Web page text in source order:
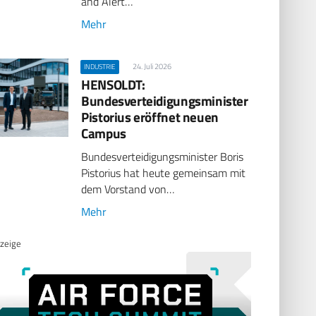
Mehr
INDUSTRIE 24. Juli 2026
HENSOLDT:
Bundesverteidigungsminister
Pistorius eröffnet neuen
Campus
Bundesverteidigungsminister Boris
Pistorius hat heute gemeinsam mit
dem Vorstand von…
Mehr